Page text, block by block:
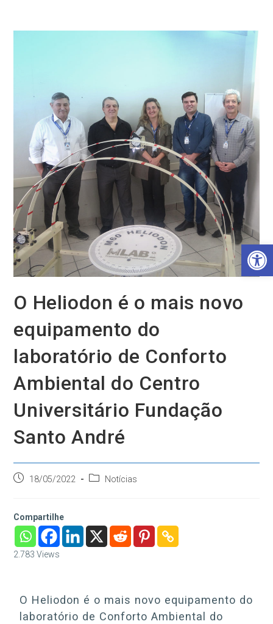
Barra de Ferramentas Aberta
O Heliodon é o mais novo
equipamento do
laboratório de Conforto
Ambiental do Centro
Universitário Fundação
Santo André
18/05/2022 Notícias
Compartilhe
2.783 Views
O Heliodon é o mais novo equipamento do
laboratório de Conforto Ambiental do